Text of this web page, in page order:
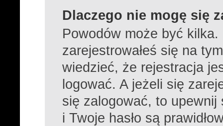
Dlaczego nie mogę się
Powodów może być
zarejestrowałeś się na
wiedzieć, że rejestracja
logować. A jeżeli się
się zalogować, to
i Twoje hasło są